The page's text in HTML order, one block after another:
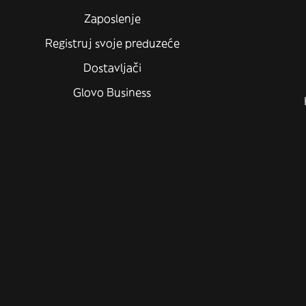
Zaposlenje
Registruj svoje preduzeće
Dostavljači
Glovo Business